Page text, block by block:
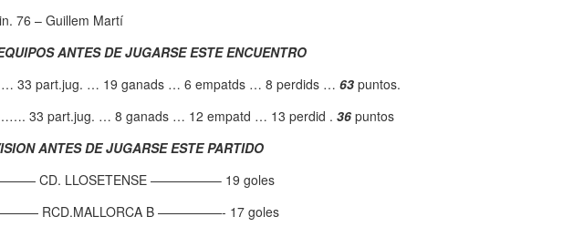
76 – Guillem Martí
ANTES DE JUGARSE ESTE ENCUENTRO
… 33 part.jug. … 19 ganads … 6 empatds … 8 perdids … 63 puntos.
33 part.jug. … 8 ganads … 12 empatd … 13 perdid . 36 puntos
ANTES DE JUGARSE ESTE PARTIDO
CD. LLOSETENSE —————– 19 goles
———— RCD.MALLORCA B —————- 17 goles